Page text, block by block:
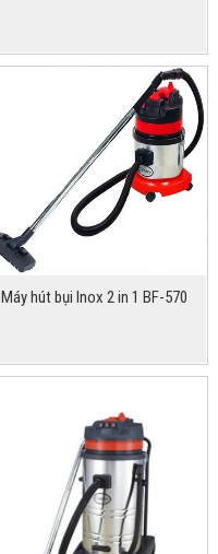
Máy hút bụi Inox 2 in 1 BF-570